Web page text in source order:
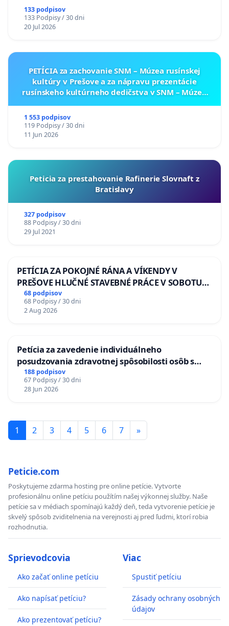
133 podpisov
133 Podpisy / 30 dni
20 Jul 2026
PETÍCIA za zachovanie SNM – Múzea rusínskej
kultúry v Prešove a za nápravu prezentácie
rusínskeho kultúrneho dedičstva v SNM – Múzeu
1 553 podpisov
119 Podpisy / 30 dni
11 Jun 2026
Peticia za prestahovanie Rafinerie Slovnaft z
Bratislavy
327 podpisov
88 Podpisy / 30 dni
29 Jul 2021
PETÍCIA ZA POKOJNÉ RÁNA A VÍKENDY V
PREŠOVE HLUČNÉ STAVEBNÉ PRÁCE V SOBOTU
LEN OD 9.00 DO 13.00 HOD., CEZ PRACOVNÝ
TÝŽDEŇ CIEĽ 8.00 – 18.00 HOD. A PRAVIDELNÁ
KONTROLA STAVBY C-AREA NA
68 podpisov
68 Podpisy / 30 dni
2 Aug 2026
Petícia za zavedenie individuálneho
posudzovania zdravotnej spôsobilosti osôb s
diabetom 1. a 2. typu pri prijímaní do
Policajného zboru SR
188 podpisov
67 Podpisy / 30 dni
28 Jun 2026
1 2 3 4 5 6 7 »
Peticie.com
Poskytujeme zdarma hosting pre online petície. Vytvorte
profesionálnu online petíciu použítím našej výkonnej služby. Naše
petície sa v médiach spomínajú každý deň, teda vytvorenie petície je
skvelý spôsob zviditelnenia na verejnosti aj pred ľudmi, ktorí robia
rozhodnutia.
Sprievodcovia
Ako začať online petíciu
Ako napísať petíciu?
Ako prezentovať petíciu?
Viac
Spustiť petíciu
Zásady ochrany osobných
údajov